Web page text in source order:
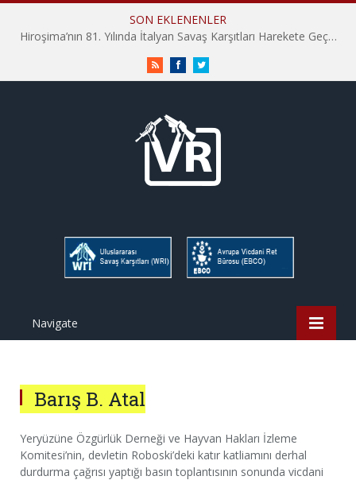
SON EKLENENLER
Hiroşima’nın 81. Yılında İtalyan Savaş Karşıtları Harekete Geçti: “Hatırlamak yeterli değil”
RSS FacebookTwitter
Navigate
Barış B. Atal
Yeryüzüne Özgürlük Derneği ve Hayvan Hakları İzleme
Komitesi’nin, devletin Roboski’deki katır katliamını derhal
durdurma çağrısı yaptığı basın toplantısının sonunda vicdani